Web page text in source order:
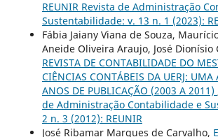
REUNIR Revista de Administração
Sustentabilidade: v. 13 n. 1 (2023):
Fábia Jaiany Viana de Souza,
Aneide Oliveira Araujo, José Dionísio
REVISTA DE CONTABILIDADE DO
CIÊNCIAS CONTÁBEIS DA UERJ: UMA
ANOS DE PUBLICAÇÃO (2003 A 2011)
de Administração Contabilidade e
2 n. 3 (2012): REUNIR
José Ribamar Marques de Carvalho,